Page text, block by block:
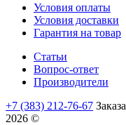
Условия оплаты
Условия доставки
Гарантия на товар
Статьи
Вопрос-ответ
Производители
+7 (383) 212-76-67
2026 ©